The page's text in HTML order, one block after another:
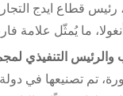
قطاع ايدج
ما يُمثّل علامة
والرئيس التنفيذي
تم تصنيعها في